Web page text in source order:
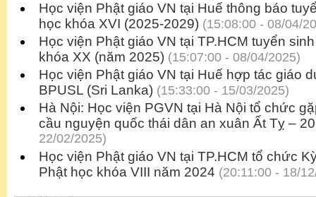
Học viện Phật giáo VN tại Huế thông báo
học khóa XVI (2025-2029) (15:08:00 - 08/04/
Học viện Phật giáo VN tại TP.HCM tuyển
khóa XX (năm 2025) (15:07:00 - 08/04/2025)
Học viện Phật giáo VN tại Huế hợp tác giáo
BPUSL (Sri Lanka) (15:33:00 - 15/03/2025)
Hà Nội: Học viện PGVN tại Hà Nội tổ chức
cầu nguyện quốc thái dân an xuân Ất Tỵ –
22/02/2025)
Học viện Phật giáo VN tại TP.HCM tổ chức
Phật học khóa VIII năm 2024 (20:11:00 - 18/